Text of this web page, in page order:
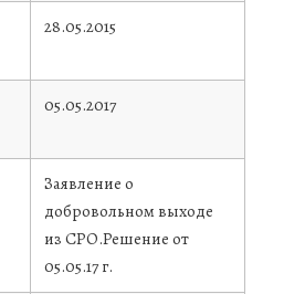
28.05.2015
05.05.2017
Заявление о
добровольном выходе
из СРО.Решение от
05.05.17 г.